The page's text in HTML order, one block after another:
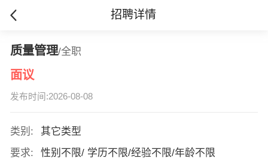
招聘详情
质量管理/全职
面议
发布时间:2026-08-08
类别:
其它类型
要求:
性别不限/ 学历不限/经验不限/年龄不限